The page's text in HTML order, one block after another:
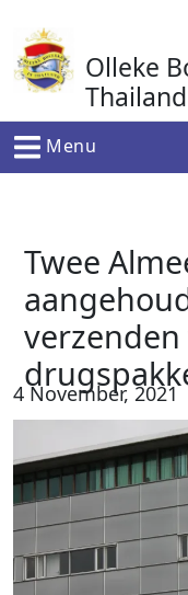
naar
de
inhoud
Olleke
Thailand
In Thailand
Menu
Twee
verzenden
4 November, 2021